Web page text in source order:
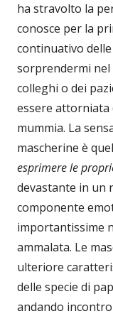
ha stravolto la
conosce per la
continuativo
sorprendermi nel
colleghi o dei
essere attorniata
mummia. La
mascherine è
esprimere le
devastante in un
componente
importantissime
ammalata. Le
ulteriore
delle specie di
andando